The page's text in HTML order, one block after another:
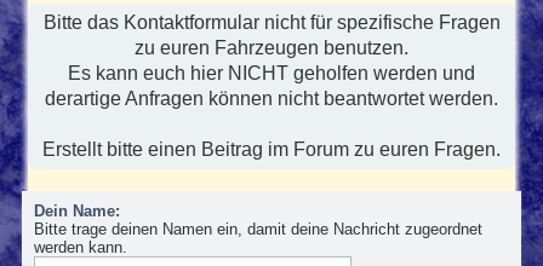
h
Bitte das Kontaktformular nicht für spezifische Fragen
zu euren Fahrzeugen benutzen.
Es kann euch hier NICHT geholfen werden und
derartige Anfragen können nicht beantwortet werden.
Erstellt bitte einen Beitrag im Forum zu euren Fragen.
Dein Name:
Bitte trage deinen Namen ein, damit deine Nachricht zugeordnet
werden kann.